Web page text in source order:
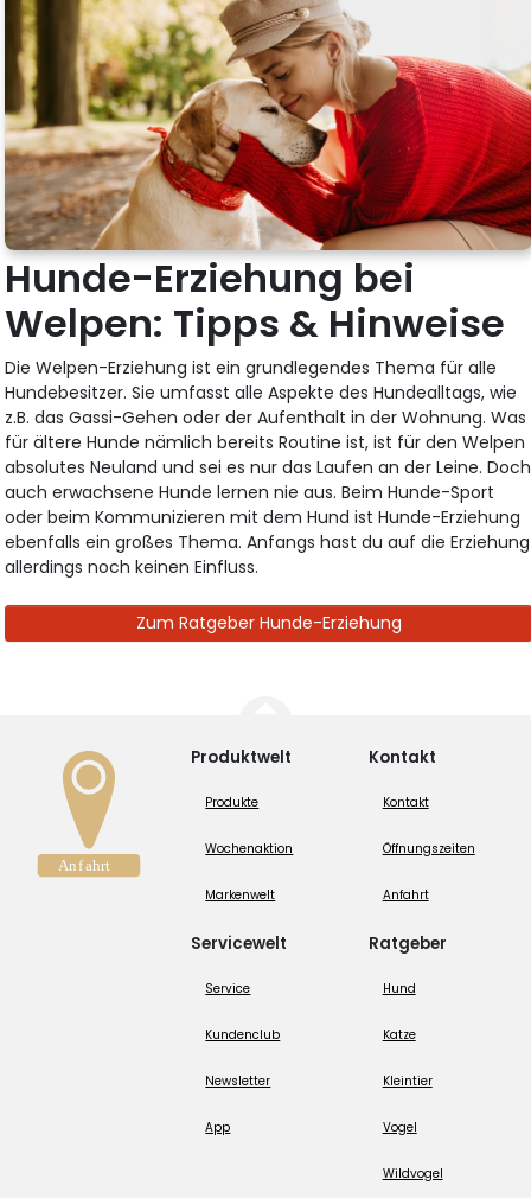
Hunde-Erziehung bei
Welpen: Tipps & Hinweise
Die Welpen-Erziehung ist ein grundlegendes Thema für alle
Hundebesitzer. Sie umfasst alle Aspekte des Hundealltags, wie
z.B. das Gassi-Gehen oder der Aufenthalt in der Wohnung. Was
für ältere Hunde nämlich bereits Routine ist, ist für den Welpen
absolutes Neuland und sei es nur das Laufen an der Leine. Doch
auch erwachsene Hunde lernen nie aus. Beim Hunde-Sport
oder beim Kommunizieren mit dem Hund ist Hunde-Erziehung
ebenfalls ein großes Thema. Anfangs hast du auf die Erziehung
allerdings noch keinen Einfluss.
Zum Ratgeber Hunde-Erziehung
Produktwelt
Produkte
Wochenaktion
Markenwelt
Servicewelt
Service
Kundenclub
Newsletter
App
Kontakt
Kontakt
Öffnungszeiten
Anfahrt
Ratgeber
Hund
Katze
Kleintier
Vogel
Wildvogel